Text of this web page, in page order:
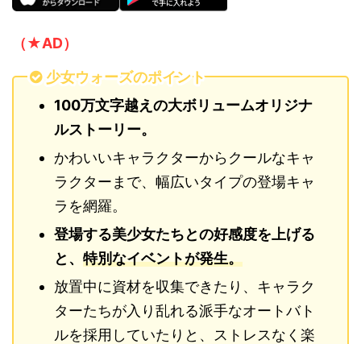
（★AD）
少女ウォーズのポイント
100万文字越えの大ボリュームオリジナ
ルストーリー。
かわいいキャラクターからクールなキャ
ラクターまで、幅広いタイプの登場キャ
ラを網羅。
登場する美少女たちとの好感度を上げる
と、 特別なイベントが発生。
放置中に資材を収集できたり、キャラク
ターたちが入り乱れる派手なオートバト
ルを採用していたりと、ストレスなく楽